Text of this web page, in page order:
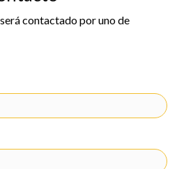
contactado por uno de